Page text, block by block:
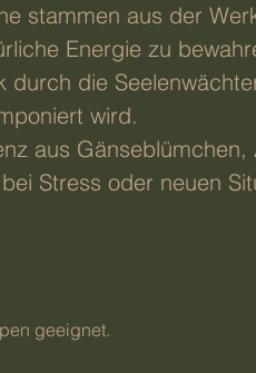
stammen aus der
Energie zu
die
wird.
aus
Stress oder neuen
geeignet.